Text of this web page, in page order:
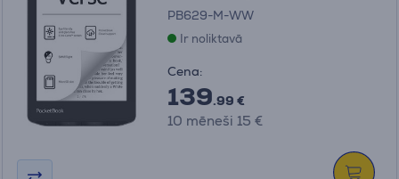
PB629-M-WW
Ir noliktavā
Cena:
139.99 €
10 mēneši 15 €